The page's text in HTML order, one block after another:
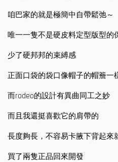
咱巴家的就是極簡中自帶鬆弛～
唯一一隻不是硬皮料定型版型的
少了硬邦邦的束縛感
正面口袋的袋口像帽子的帽簷一
而rodeo的設計有異曲同工之妙
而且我還挺喜歡它的肩帶的
長度夠長，不容易卡腋下背起來
買了兩隻正品回來開發